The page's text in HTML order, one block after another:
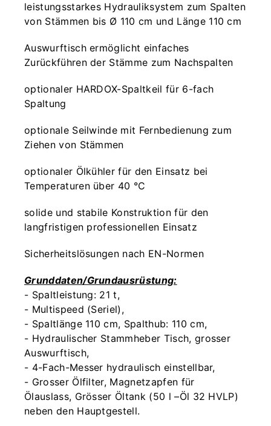
leistungsstarkes Hydrauliksystem zum Spalten
von Stämmen bis Ø 110 cm und Länge 110 cm
Auswurftisch ermöglicht einfaches
Zurückführen der Stämme zum Nachspalten
optionaler HARDOX-Spaltkeil für 6-fach
Spaltung
optionale Seilwinde mit Fernbedienung zum
Ziehen von Stämmen
optionaler Ölkühler für den Einsatz bei
Temperaturen über 40 °C
solide und stabile Konstruktion für den
langfristigen professionellen Einsatz
Sicherheitslösungen nach EN-Normen
Grunddaten/Grundausrüstung:
- Spaltleistung: 21 t,
- Multispeed (Seriel),
- Spaltlänge 110 cm, Spalthub: 110 cm,
- Hydraulischer Stammheber Tisch, grosser
Auswurftisch,
- 4-Fach-Messer hydraulisch einstellbar,
- Grosser Ölfilter, Magnetzapfen für
Ölauslass, Grösser Öltank (50 l –Öl 32 HVLP)
neben den Hauptgestell.